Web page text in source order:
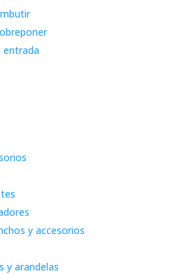
entrada
y accesorios
y arandelas